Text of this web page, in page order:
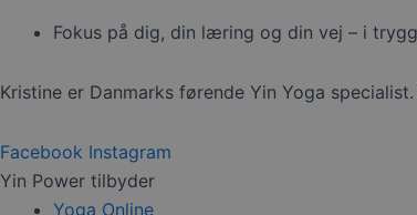
Fokus på dig, din læring og din vej – i
Kristine er Danmarks førende Yin Yoga
Facebook Instagram
Yin Power tilbyder
Yoga Online